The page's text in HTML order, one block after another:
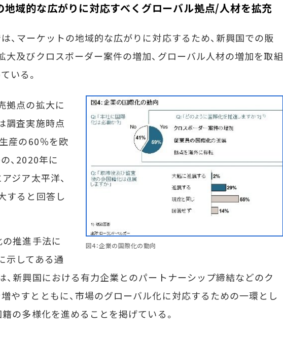
域的な広がりに対応すべくグローバル拠点/人材を拡充
、マーケットの地域的な広がりに対応するため、新興国での販
大及びクロスボーダー案件の増加、グローバル人材の増加を取組
いる。
図4：企業の国際化の動向
拠点の拡大に
調査実施時点
産の60％を欧
、2020年に
ジア太平洋、
すると回答し
推進手法に
示してある通
、新興国における有力企業とのパートナーシップ締結などのク
やすとともに、市場のグローバル化に対応するための一環とし
籍の多様化を進めることを掲げている。